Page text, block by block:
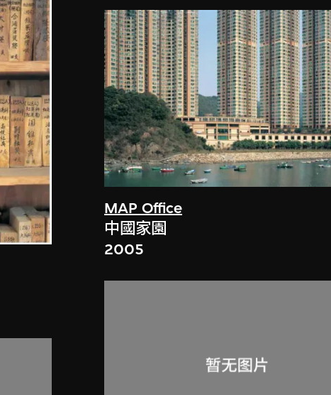
MAP Office
中國家園
2005